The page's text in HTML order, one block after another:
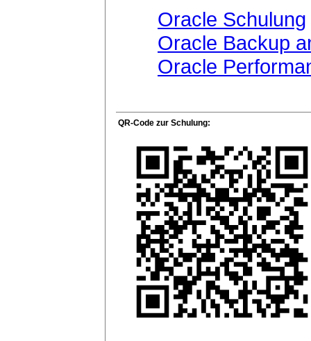
Oracle Schulung
Oracle Backup
Oracle
QR-Code zur Schulung: